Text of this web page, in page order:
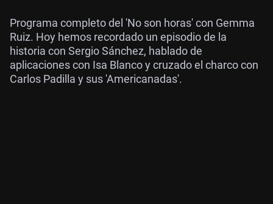
Programa completo del 'No son horas' con Gemma
Ruiz. Hoy hemos recordado un episodio de la
historia con Sergio Sánchez, hablado de
aplicaciones con Isa Blanco y cruzado el charco con
Carlos Padilla y sus 'Americanadas'.